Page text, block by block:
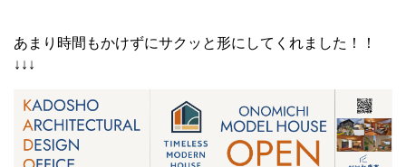
あまり時間もかけずにサクッと形にしてくれました！！
↓↓↓